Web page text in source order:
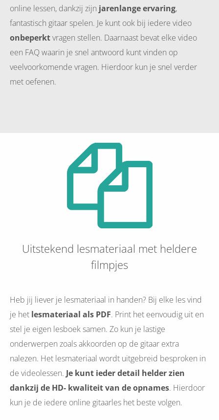
online lessen, dankzij zijn jarenlange ervaring,
fantastisch gitaar spelen. Je kunt ook bij iedere video
onbeperktvragen stellen. Daarnaast bevat elke video
een FAQ waarin je snel antwoord kunt vinden op
veelvoorkomende vragen. Hierdoor kun je snel verder
met oefenen.
Uitstekend lesmateriaal met heldere
filmpjes
Heb jij liever je lesmateriaal in handen? Bij elke les vind
je het lesmateriaal als PDF. Print het eenvoudig uit en
stel je eigen lesboek samen. Zo kun je lastige
onderwerpen zoals akkoorden op de gitaar extra
nalezen. Het lesmateriaal wordt uitgebreid besproken in
de videolessen. Je kunt ieder detail helder zien
dankzij de HD- kwaliteit van de opnames. Hierdoor
kun je de iedere online gitaarles het beste volgen.